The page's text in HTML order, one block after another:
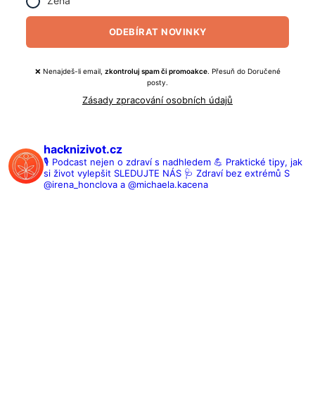
ODEBÍRAT NOVINKY
❌ Nenajdeš-li email, zkontroluj spam či promoakce. Přesuň do Doručené
posty.
Zásady zpracování osobních údajů
hacknizivot.cz
🎙️ Podcast nejen o zdraví s nadhledem 💪 Praktické tipy, jak
si život vylepšit SLEDUJTE NÁS 🩺 Zdraví bez extrémů S
@irena_honclova a @michaela.kacena